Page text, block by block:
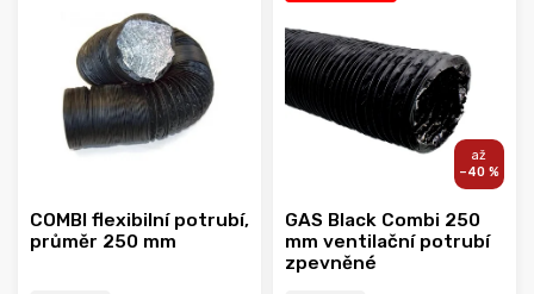
COMBI flexibilní potrubí,
průměr 250 mm
–40 %
GAS Black Combi 250
mm ventilační potrubí
zpevněné